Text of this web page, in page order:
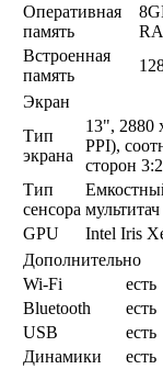
Оперативная
память
Встроенная
память
Экран
Тип
экрана
13", 2880
PPI),
сторон 3:2
Тип
сенсора мультитач
GPU
Intel Iris
Дополнительно
Wi-Fi
есть
Bluetooth
есть
USB
есть
Динамики
есть